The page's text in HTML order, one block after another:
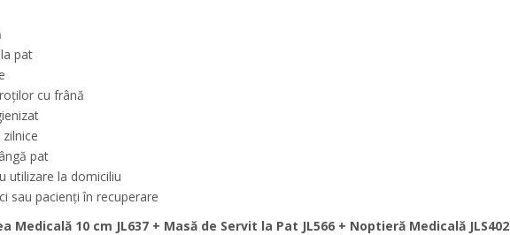
pat
cu frână
pat
utilizare la domiciliu
sau pacienți în recuperare
Medicală 10 cm JL637 + Masă de Servit la Pat JL566 + Noptieră Medicală JLS402